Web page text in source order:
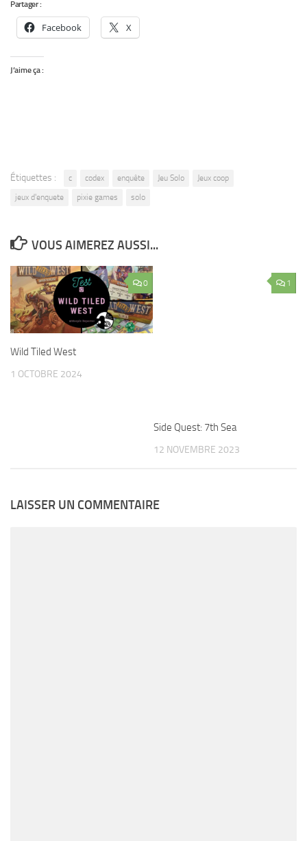
Partager :
Facebook X
J’aime ça :
Étiquettes : c codex enquête Jeu Solo
Jeux coop
jeux d'enquete
pixie games solo
VOUS AIMEREZ AUSSI...
0
Wild Tiled West
1 OCTOBRE 2024
1
Side Quest: 7th Sea
12 NOVEMBRE 2023
LAISSER UN COMMENTAIRE